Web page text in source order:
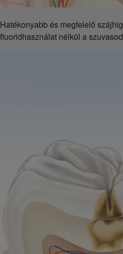
Hatékonyabb és megfelelő
fluoridhasználat nélkül a